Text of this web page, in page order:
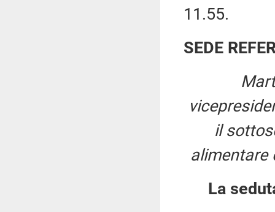
11.55.
SEDE
il
alimentare
La